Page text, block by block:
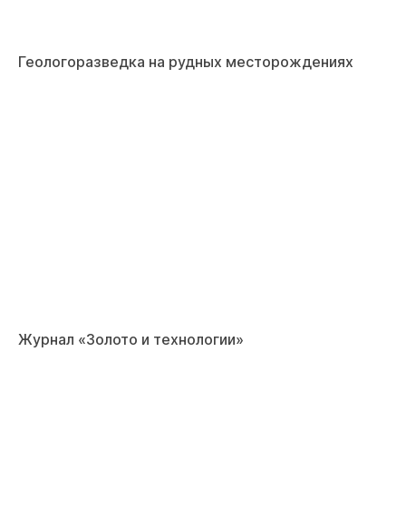
Геологоразведка на рудных месторождениях
Журнал «Золото и технологии»